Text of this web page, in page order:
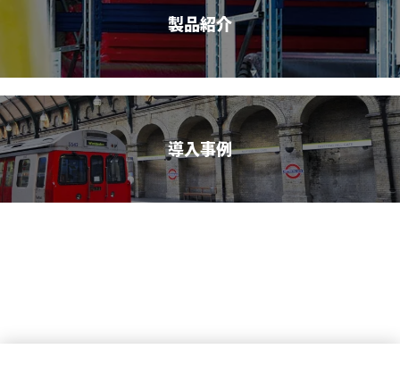
製品紹介
導入事例